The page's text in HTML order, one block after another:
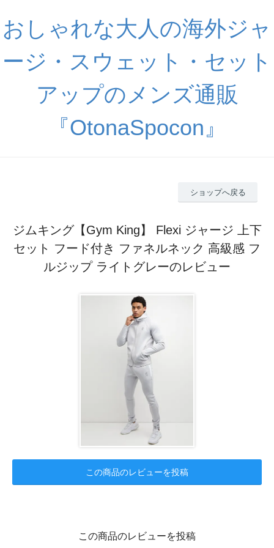
おしゃれな大人の海外ジャ
ージ・スウェット・セット
アップのメンズ通販
『OtonaSpocon』
ショップへ戻る
ジムキング【Gym King】 Flexi ジャージ 上下
セット フード付き ファネルネック 高級感 フ
ルジップ ライトグレーのレビュー
この商品のレビューを投稿
この商品のレビューを投稿